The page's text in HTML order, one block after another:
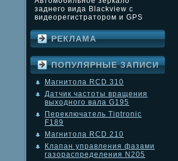
заднего вида Blackview с
видеорегистратором и GPS
РЕКЛАМА
ПОПУЛЯРНЫЕ ЗАПИСИ
Магнитола RCD 310
Датчик частоты вращения
выходного вала G195
Переключатель Tiptronic
F189
Магнитола RCD 210
Клапан управления фазами
газораспределения N205